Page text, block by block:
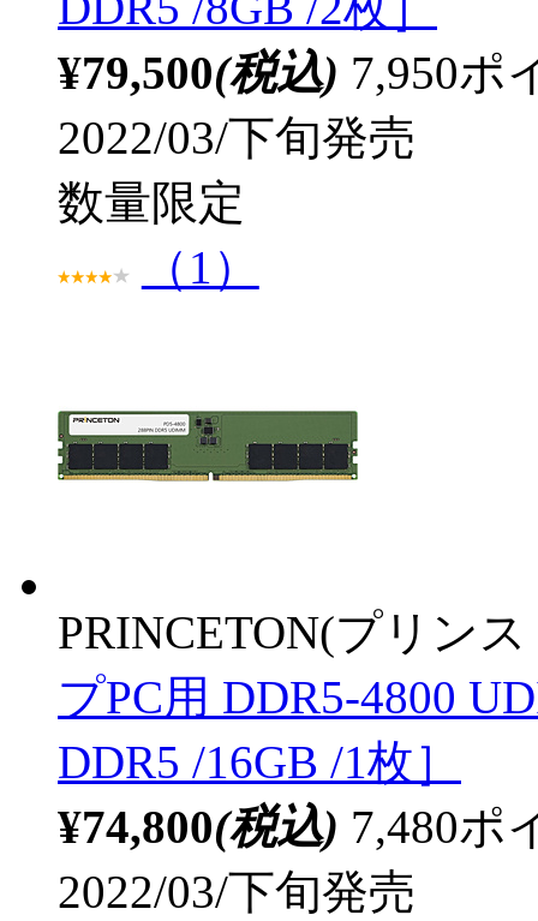
¥79,500(税込) 7,950ポ
2022/03/下旬発売
数量限定
（1）
PRINCETON(プリン
プPC用 DDR5-4800
DDR5 /16GB /1枚］
¥74,800(税込) 7,480ポ
2022/03/下旬発売